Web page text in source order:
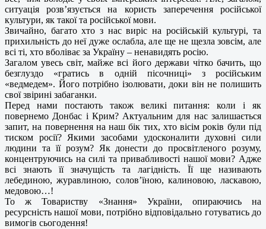
ситуація розв’язується на користь заперечення російської
культури, як такої та російської мови.
Звичайно, багато хто з нас виріс на російській культурі, та
прихильність до неї дуже ослабла, але ще не щезла зовсім, але
всі ті, хто вболіває за Україну – ненавидять росію.
Загалом увесь світ, майже всі його держави чітко бачить, що
безглуздо «гратись в одній пісочниці» з російським
«ведмедем». Його потрібно ізолювати, доки він не полишить
свої звірині забаганки.
Перед нами постають також великі питання: коли і як
повернемо Донбас і Крим? Актуальним для нас залишається
запит, на повернення на наш бік тих, хто вісім років були під
тиском росії? Якими засобами удосконалити духовні сили
людини та її розум? Як донести до просвітленого розуму,
концентруючись на силі та привабливості нашої мови? Адже
всі знають її значущість та лагідність. Її ще називають
лебединою, журавлиною, солов’їною, калиновою, ласкавою,
медовою…!
То ж Товариству «Знання» України, опираючись на
ресурсність нашої мови, потрібно відповідально готуватись до
вимогів сьогодення!